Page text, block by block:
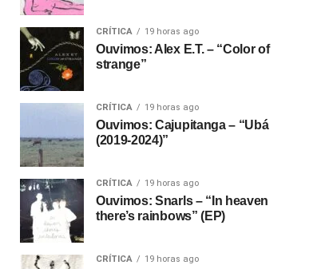
CRÍTICA 19 horas ago
Ouvimos: Alex E.T. – “Color of
strange”
CRÍTICA 19 horas ago
Ouvimos: Cajupitanga – “Ubá
(2019-2024)”
CRÍTICA 19 horas ago
Ouvimos: Snarls – “In heaven
there’s rainbows” (EP)
CRÍTICA 19 horas ago